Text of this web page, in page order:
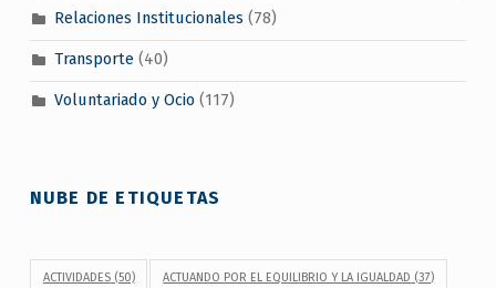
Relaciones Institucionales (78)
Transporte(40)
Voluntariado y Ocio (117)
NUBE DE ETIQUETAS
ACTIVIDADES(50) ACTUANDO POR EL EQUILIBRIO Y LA IGUALDAD (37)